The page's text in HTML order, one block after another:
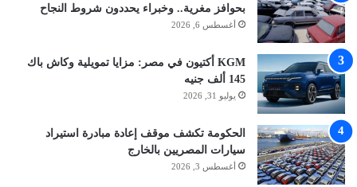
بحوافز مغرية.. وخبراء يحددون شروط النجاح
أغسطس 6, 2026
KGM أكتيون في مصر: مزايا تمويلية وكاش باك
145 ألف جنيه
يوليو 31, 2026
الحكومة تكشف موقف إعادة مبادرة استيراد
سيارات المصريين بالخارج
أغسطس 3, 2026